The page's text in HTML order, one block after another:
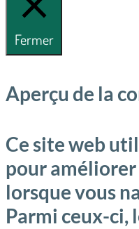
Fermer
Aperçu de la
Ce site web
pour
lorsque vous
Parmi ceux-ci,